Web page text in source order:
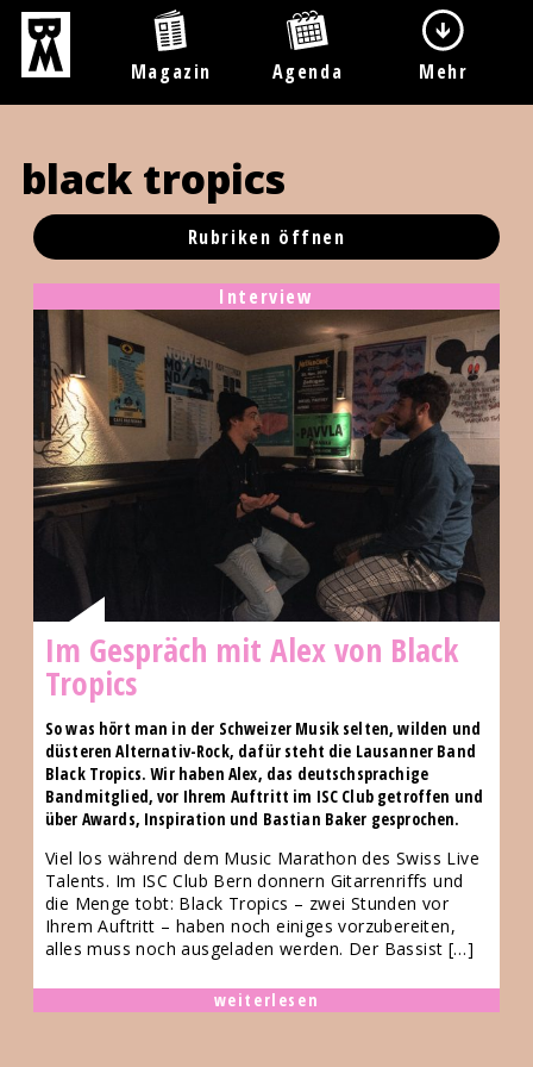
Magazin Agenda Mehr
black tropics
Rubriken öffnen
Interview
Im Gespräch mit Alex von Black
Tropics
So was hört man in der Schweizer Musik selten, wilden und
düsteren Alternativ-Rock, dafür steht die Lausanner Band
Black Tropics. Wir haben Alex, das deutschsprachige
Bandmitglied, vor Ihrem Auftritt im ISC Club getroffen und
über Awards, Inspiration und Bastian Baker gesprochen.
Viel los während dem Music Marathon des Swiss Live
Talents. Im ISC Club Bern donnern Gitarrenriffs und
die Menge tobt: Black Tropics – zwei Stunden vor
Ihrem Auftritt – haben noch einiges vorzubereiten,
alles muss noch ausgeladen werden. Der Bassist […]
weiterlesen